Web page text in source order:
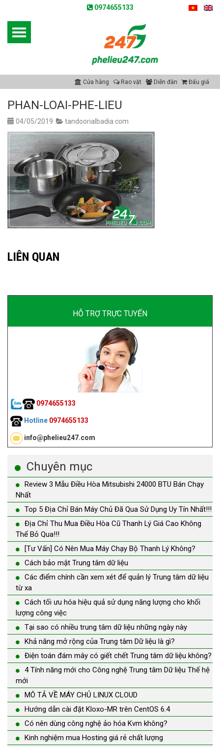
0974655133
Cửa hàng Rao vặt Diễn đàn Đấu giá
PHAN-LOAI-PHE-LIEU
04/05/2019 tandoorialbadia.com
LIÊN QUAN
HỖ TRỢ TRỰC TUYẾN
0974655133
Hotline 0974655133
info@phelieu247.com
Chuyên mục
Review 3 Mẫu Điều Hòa Mitsubishi 24000 BTU Bán Chạy
Nhất
Top 5 Địa Chỉ Bán Máy Chủ Đã Qua Sử Dụng Uy Tín Nhất!!!
Địa Chỉ Thu Mua Điều Hòa Cũ Thanh Lý Giá Cao Không
Thể Bỏ Qua!!!
[Tư Vấn] Có Nên Mua Máy Chạy Bộ Thanh Lý Không?
Cách bảo mật Trung tâm dữ liệu
Các điểm chính cần xem xét để quản lý Trung tâm dữ liệu
từ xa
Cách tối ưu hóa hiệu quả sử dụng năng lượng cho khối
lượng công việc
Tại sao có nhiều trung tâm dữ liệu những ngày này
Khả năng mở rộng của Trung tâm Dữ liệu là gì?
Điện toán đám mây có giết chết Trung tâm dữ liệu không?
4 Tính năng mới cho Công nghệ Trung tâm Dữ liệu Thế hệ
mới
MÔ TẢ VỀ MÁY CHỦ LINUX CLOUD
Hướng dẫn cài đặt Kloxo-MR trên CentOS 6.4
Có nên dùng công nghệ ảo hóa Kvm không?
Kinh nghiệm mua Hosting giá rẻ chất lượng